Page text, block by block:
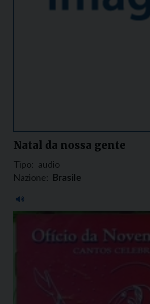
Natal da nossa gente
Tipo: audio
Nazione: Brasile